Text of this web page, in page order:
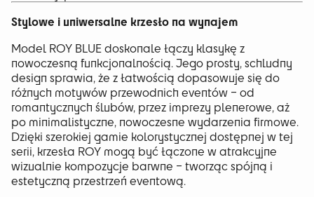
Stylowe i uniwersalne krzesło na wynajem
Model ROY BLUE doskonale łączy klasykę z
nowoczesną funkcjonalnością. Jego prosty, schludny
design sprawia, że z łatwością dopasowuje się do
różnych motywów przewodnich eventów – od
romantycznych ślubów, przez imprezy plenerowe, aż
po minimalistyczne, nowoczesne wydarzenia firmowe.
Dzięki szerokiej gamie kolorystycznej dostępnej w tej
serii, krzesła ROY mogą być łączone w atrakcyjne
wizualnie kompozycje barwne – tworząc spójną i
estetyczną przestrzeń eventową.